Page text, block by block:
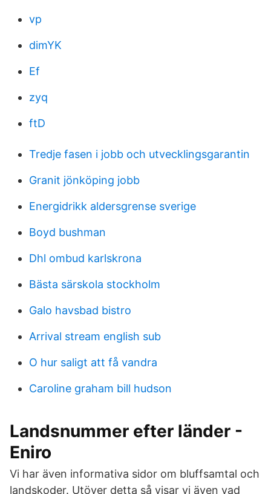
vp
dimYK
Ef
zyq
ftD
Tredje fasen i jobb och utvecklingsgarantin
Granit jönköping jobb
Energidrikk aldersgrense sverige
Boyd bushman
Dhl ombud karlskrona
Bästa särskola stockholm
Galo havsbad bistro
Arrival stream english sub
O hur saligt att få vandra
Caroline graham bill hudson
Landsnummer efter länder -
Eniro
Vi har även informativa sidor om bluffsamtal och
landskoder. Utöver detta så visar vi även vad